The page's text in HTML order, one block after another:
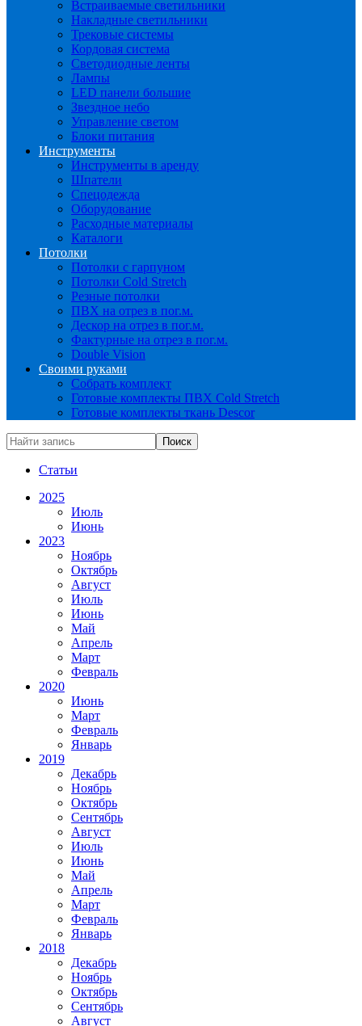
Встраиваемые светильники
Накладные светильники
Трековые системы
Кордовая система
Светодиодные ленты
Лампы
LED панели большие
Звездное небо
Управление светом
Блоки питания
Инструменты
Инструменты в аренду
Шпатели
Спецодежда
Оборудование
Расходные материалы
Каталоги
Потолки
Потолки с гарпуном
Потолки Cold Stretch
Резные потолки
ПВХ на отрез в пог.м.
Дескор на отрез в пог.м.
Фактурные на отрез в пог.м.
Double Vision
Своими руками
Собрать комплект
Готовые комплекты ПВХ Cold Stretch
Готовые комплекты ткань Descor
Статьи
2025
Июль
Июнь
2023
Ноябрь
Октябрь
Август
Июль
Июнь
Май
Апрель
Март
Февраль
2020
Июнь
Март
Февраль
Январь
2019
Декабрь
Ноябрь
Октябрь
Сентябрь
Август
Июль
Июнь
Май
Апрель
Март
Февраль
Январь
2018
Декабрь
Ноябрь
Октябрь
Сентябрь
Август